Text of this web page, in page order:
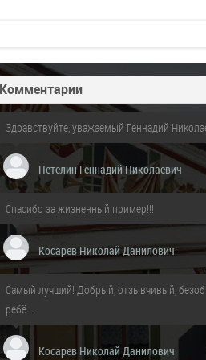
Здравствуйте, уважаемый Геннадий
Петелин Геннадий Николаевич
Спасибо за жизненный пример!!!
Косарев Николай Данилович
Самый лучший! Добрый, отзывчивый,
ребё...
Косарев Николай Данилович